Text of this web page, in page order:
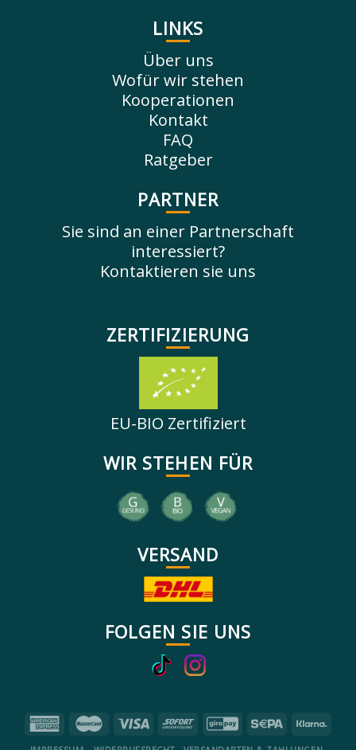
LINKS
Über uns
Wofür wir stehen
Kooperationen
Kontakt
FAQ
Ratgeber
PARTNER
Sie sind an einer Partnerschaft
interessiert?
Kontaktieren sie uns
ZERTIFIZIERUNG
EU-BIO Zertifiziert
WIR STEHEN FÜR
VERSAND
FOLGEN SIE UNS